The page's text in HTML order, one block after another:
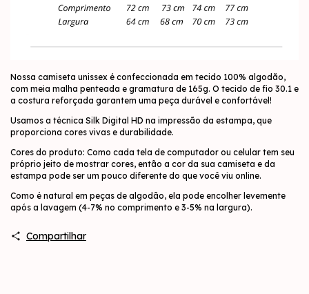
Nossa camiseta unissex é confeccionada em tecido 100% algodão,
com meia malha penteada e gramatura de 165g. O tecido de fio 30.1 e
a costura reforçada garantem uma peça durável e confortável!
Usamos a técnica Silk Digital HD na impressão da estampa, que
proporciona cores vivas e durabilidade.
Cores do produto: Como cada tela de computador ou celular tem seu
próprio jeito de mostrar cores, então a cor da sua camiseta e da
estampa pode ser um pouco diferente do que você viu online.
Como é natural em peças de algodão, ela pode encolher levemente
após a lavagem (4-7% no comprimento e 3-5% na largura).
Compartilhar